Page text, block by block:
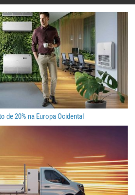
de 20% na Europa Ocidental